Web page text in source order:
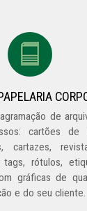
de
cartões de
cartazes,
tags, rótulos,
gráficas de
e do seu cliente.